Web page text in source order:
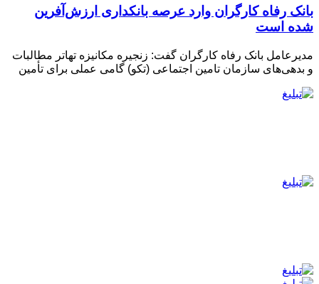
بانک رفاه کارگران وارد عرصه بانکداری ارزش‌آفرین
شده است
مدیرعامل بانک رفاه کارگران گفت: زنجیره مکانیزه تهاتر مطالبات
و بدهی‌های سازمان تامین اجتماعی (تکو) گامی عملی برای تأمین